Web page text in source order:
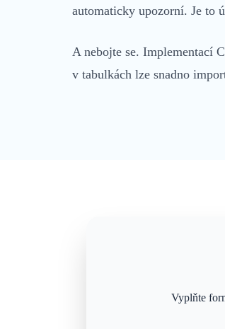
automaticky upozorní. Je to
A nebojte se. Implementací
v tabulkách lze snadno
Vyplňte